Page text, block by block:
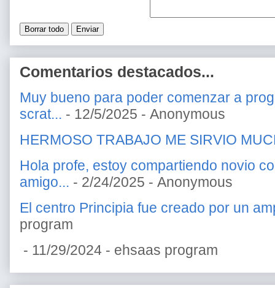
Comentarios destacados...
Muy bueno para poder comenzar a
scrat... - 12/5/2025 - Anonymous
HERMOSO TRABAJO ME SIRVIO
Hola profe, estoy compartiendo novio
amigo... - 2/24/2025 - Anonymous
El centro Principia fue creado por un
program
- 11/29/2024 - ehsaas program